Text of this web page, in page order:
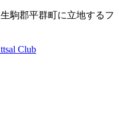
駒郡平群町に立地するフ